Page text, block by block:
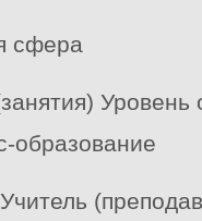
сфера
образование